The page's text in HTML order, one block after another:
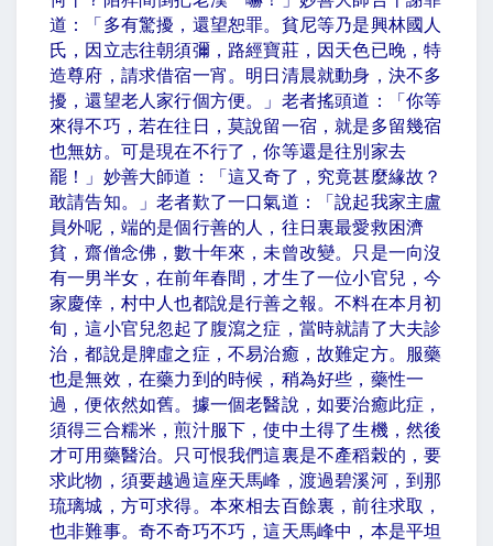
道：「多有驚擾，還望恕罪。貧尼等乃是興林國人
氏，因立志往朝須彌，路經寶莊，因天色已晚，特
造尊府，請求借宿一宵。明日清晨就動身，決不多
擾，還望老人家行個方便。」老者搖頭道：「你等
來得不巧，若在往日，莫說留一宿，就是多留幾宿
也無妨。可是現在不行了，你等還是往別家去
罷！」妙善大師道：「這又奇了，究竟甚麼緣故？
敢請告知。」老者歎了一口氣道：「說起我家主盧
員外呢，端的是個行善的人，往日裏最愛救困濟
貧，齋僧念佛，數十年來，未曾改變。只是一向沒
有一男半女，在前年春間，才生了一位小官兒，今
家慶倖，村中人也都說是行善之報。不料在本月初
旬，這小官兒忽起了腹瀉之症，當時就請了大夫診
治，都說是脾虛之症，不易治癒，故難定方。服藥
也是無效，在藥力到的時候，稍為好些，藥性一
過，便依然如舊。據一個老醫說，如要治癒此症，
須得三合糯米，煎汁服下，使中土得了生機，然後
才可用藥醫治。只可恨我們這裏是不產稻榖的，要
求此物，須要越過這座天馬峰，渡過碧溪河，到那
琉璃城，方可求得。本來相去百餘裏，前往求取，
也非難事。奇不奇巧不巧，這天馬峰中，本是平坦